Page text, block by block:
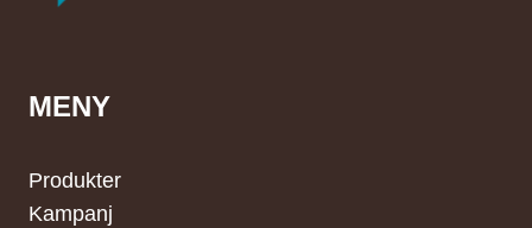
MENY
Produkter
Kampanj